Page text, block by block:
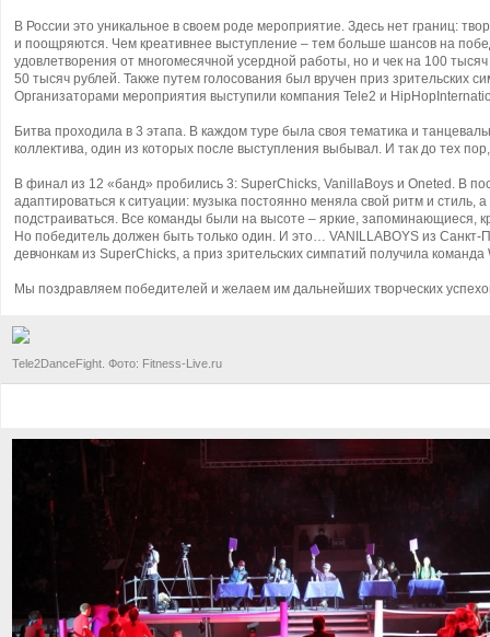
В России это уникальное в своем роде мероприятие. Здесь нет границ:
и поощряются. Чем креативнее выступление – тем больше шансов на
удовлетворения от многомесячной усердной работы, но и чек на 100
50 тысяч рублей. Также путем голосования был вручен приз зрительских
Организаторами мероприятия выступили компания Tele2 и
Битва проходила в 3 этапа. В каждом туре была своя тематика и
коллектива, один из которых после выступления выбывал. И так до тех
В финал из 12 «банд» пробились 3: SuperChicks, VanillaBoys и Oneted. В
адаптироваться к ситуации: музыка постоянно меняла свой ритм и стиль,
подстраиваться. Все команды были на высоте – яркие, запоминающиеся,
Но победитель должен быть только один. И это… VANILLABOYS из Санкт-
девчонкам из SuperChicks, а приз зрительских симпатий получила команда
Мы поздравляем победителей и желаем им дальнейших творческих
Tele2DanceFight. Фото: Fitness-Live.ru